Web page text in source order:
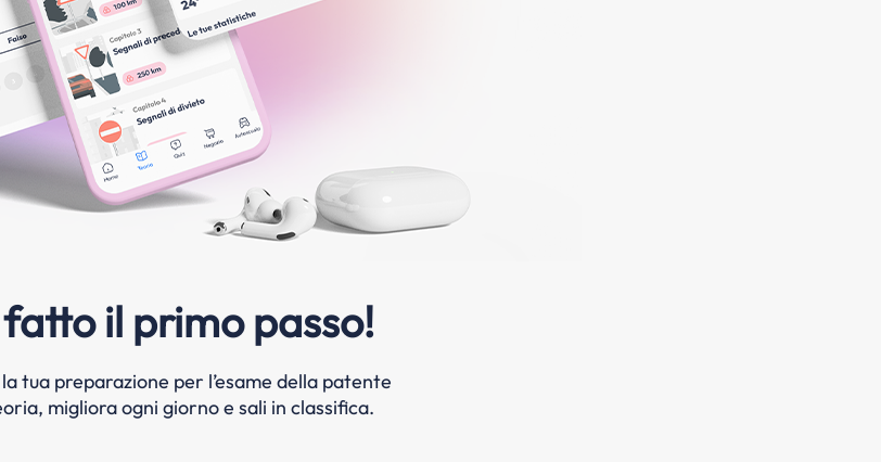
il primo passo!
tua preparazione per l’esame della patente
migliora ogni giorno e sali in classifica.